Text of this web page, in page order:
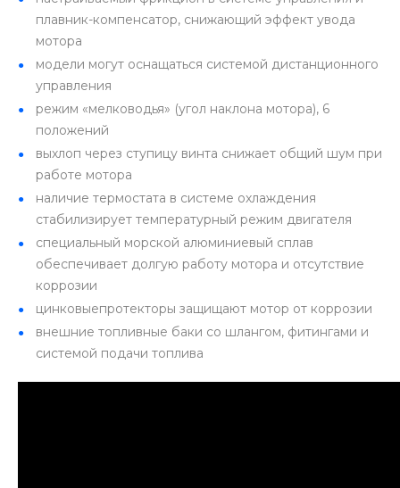
плавник-компенсатор, снижающий эффект увода
мотора
модели могут оснащаться системой дистанционного
управления
режим «мелководья» (угол наклона мотора), 6
положений
выхлоп через ступицу винта снижает общий шум при
работе мотора
наличие термостата в системе охлаждения
стабилизирует температурный режим двигателя
специальный морской алюминиевый сплав
обеспечивает долгую работу мотора и отсутствие
коррозии
цинковыепротекторы защищают мотор от коррозии
внешние топливные баки со шлангом, фитингами и
системой подачи топлива